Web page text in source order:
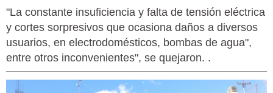
"La constante insuficiencia y falta de tensión eléctrica
y cortes sorpresivos que ocasiona daños a diversos
usuarios, en electrodomésticos, bombas de agua",
entre otros inconvenientes", se quejaron. .